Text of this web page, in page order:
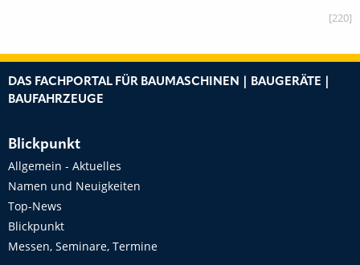
[220]
DAS FACHPORTAL FÜR BAUMASCHINEN | BAUGERÄTE |
BAUFAHRZEUGE
Blickpunkt
Allgemein - Aktuelles
Namen und Neuigkeiten
Top-News
Blickpunkt
Messen, Seminare, Termine